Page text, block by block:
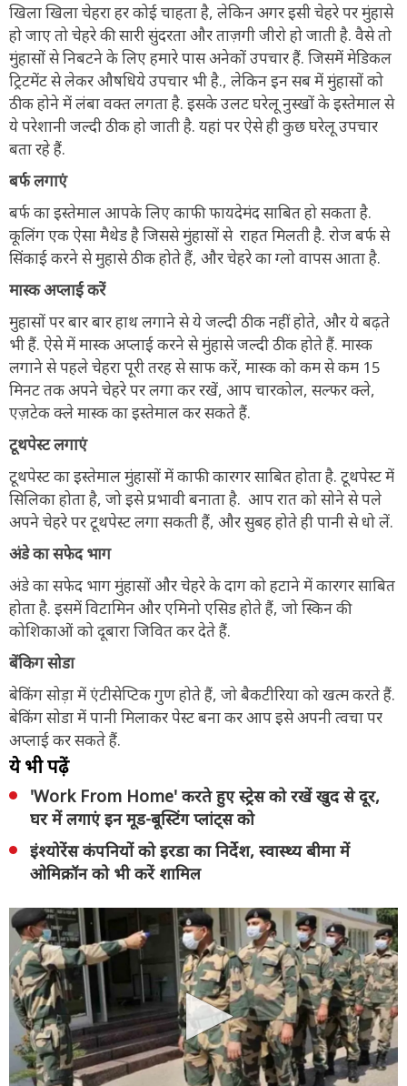
खिला खिला चेहरा हर कोई चाहता है, लेकिन अगर इसी चेहरे पर मुंहासे
हो जाए तो चेहरे की सारी सुंदरता और ताज़गी जीरो हो जाती है. वैसे तो
मुंहासों से निबटने के लिए हमारे पास अनेकों उपचार हैं. जिसमें मेडिकल
ट्रिटमेंट से लेकर औषधिये उपचार भी है., लेकिन इन सब में मुंहासों को
ठीक होने में लंबा वक्त लगता है. इसके उलट घरेलू नुस्खों के इस्तेमाल से
ये परेशानी जल्दी ठीक हो जाती है. यहां पर ऐसे ही कुछ घरेलू उपचार
बता रहे हैं.
बर्फ लगाएं
बर्फ का इस्तेमाल आपके लिए काफी फायदेमंद साबित हो सकता है.
कूलिंग एक ऐसा मैथेड है जिससे मुंहासों से राहत मिलती है. रोज बर्फ से
सिंकाई करने से मुहासे ठीक होते हैं, और चेहरे का ग्लो वापस आता है.
मास्क अप्लाई करें
मुहासों पर बार बार हाथ लगाने से ये जल्दी ठीक नहीं होते, और ये बढ़ते
भी हैं. ऐसे में मास्क अप्लाई करने से मुंहासे जल्दी ठीक होते हैं. मास्क
लगाने से पहले चेहरा पूरी तरह से साफ करें, मास्क को कम से कम 15
मिनट तक अपने चेहरे पर लगा कर रखें, आप चारकोल, सल्फर क्ले,
एज़टेक क्ले मास्क का इस्तेमाल कर सकते हैं.
टूथपेस्ट लगाएं
टूथपेस्ट का इस्तेमाल मुंहासों में काफी कारगर साबित होता है. टूथपेस्ट में
सिलिका होता है, जो इसे प्रभावी बनाता है. आप रात को सोने से पले
अपने चेहरे पर टूथपेस्ट लगा सकती हैं, और सुबह होते ही पानी से धो लें.
अंडे का सफेद भाग
अंडे का सफेद भाग मुंहासों और चेहरे के दाग को हटाने में कारगर साबित
होता है. इसमें विटामिन और एमिनो एसिड होते हैं, जो स्किन की
कोशिकाओं को दूबारा जिवित कर देते हैं.
बेंकिग सोडा
बेकिंग सोड़ा में एंटीसेप्टिक गुण होते हैं, जो बैकटीरिया को खत्म करते हैं.
बेकिंग सोडा में पानी मिलाकर पेस्ट बना कर आप इसे अपनी त्वचा पर
अप्लाई कर सकते हैं.
ये भी पढ़ें
'Work From Home' करते हुए स्ट्रेस को रखें खुद से दूर,
घर में लगाएं इन मूड-बूस्टिंग प्लांट्स को
इंश्योरेंस कंपनियों को इरडा का निर्देश, स्वास्थ्य बीमा में
ओमिक्रॉन को भी करें शामिल